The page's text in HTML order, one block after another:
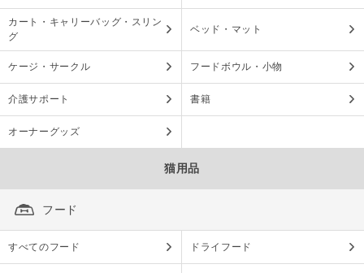
カート・キャリーバッグ・スリン
グ
ベッド・マット
ケージ・サークル フードボウル・小物
介護サポート 書籍
オーナーグッズ
猫用品
フード
すべてのフード ドライフード